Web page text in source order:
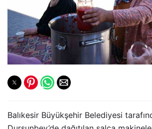
Balıkesir Büyükşehir Belediyesi